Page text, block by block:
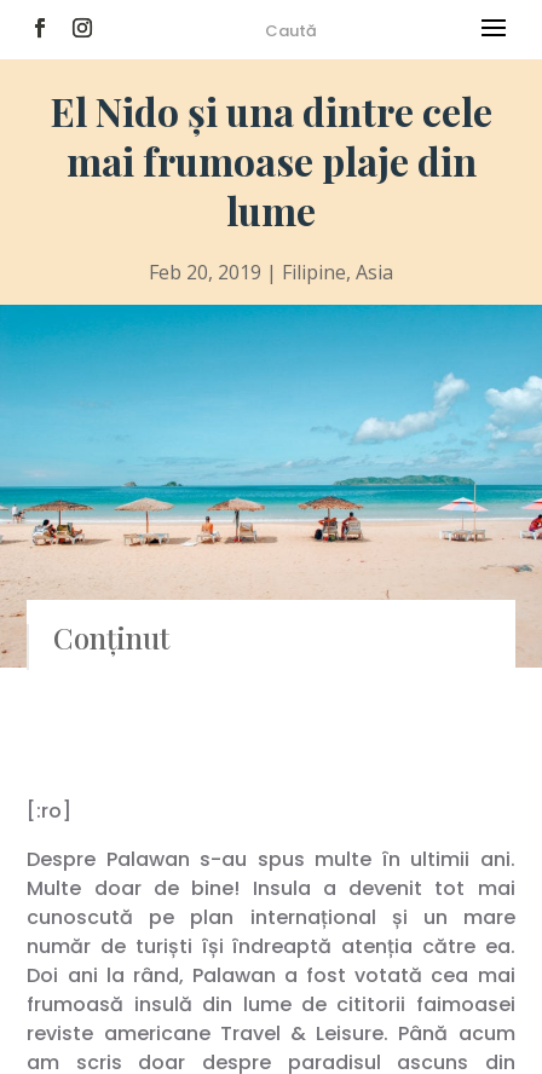
El Nido și una dintre cele
mai frumoase plaje din
lume
Feb 20, 2019 | Filipine, Asia
[:ro]
Despre Palawan s-au spus multe în ultimii ani.
Multe doar de bine! Insula a devenit tot mai
cunoscută pe plan internațional și un mare
număr de turiști își îndreaptă atenția către ea.
Doi ani la rând, Palawan a fost votată cea mai
frumoasă insulă din lume de cititorii faimoasei
reviste americane Travel & Leisure. Până acum
am scris doar despre paradisul ascuns din
Conținut